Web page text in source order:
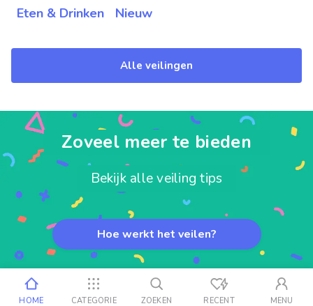
Eten & Drinken Nieuw
Alle veilingen
Zoveel meer te bieden
Bekijk alle veiling tips
Hoe werkt het veilen?
HOME CATEGORIE ZOEKEN RECENT MENU